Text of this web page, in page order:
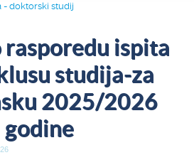
- doktorski studij
rasporedu ispita
studija-za
2025/2026
godine